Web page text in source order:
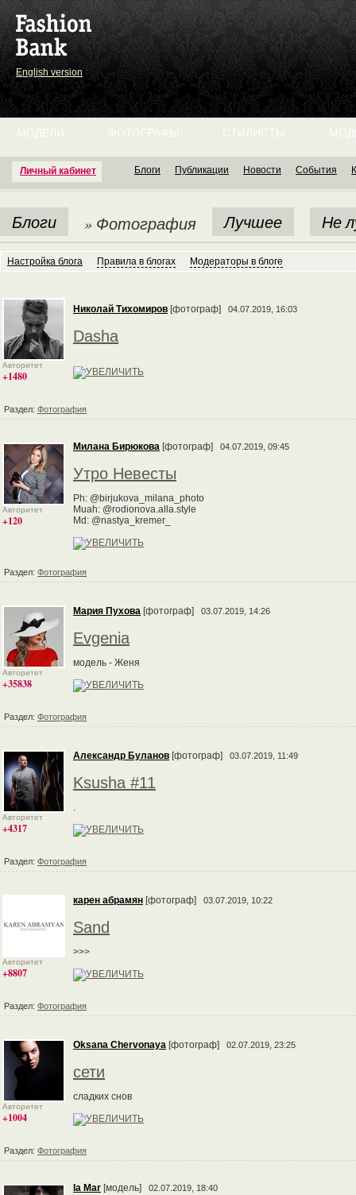
English version
Личный кабинет
МОДЕЛИ ФОТОГРАФЫ СТИЛИСТЫ
Блоги Публикации Новости События
Блоги » Фотография Лучшее Не
Настройка блога Правила в блогах Модераторы в блоге
Авторитет
+1480
Николай Тихомиров [фотограф] 04.07.2019, 16:03
Dasha
Раздел: Фотография
Авторитет
+120
Милана Бирюкова [фотограф] 04.07.2019, 09:45
Утро Невесты
Ph: @birjukova_milana_photo
Muah: @rodionova.alla.style
Md: @nastya_kremer_
Раздел: Фотография
Авторитет
+35838
Мария Пухова [фотограф] 03.07.2019, 14:26
Evgenia
модель - Женя
Раздел: Фотография
Авторитет
+4317
Александр Буланов [фотограф] 03.07.2019, 11:49
Ksusha #11
.
Раздел: Фотография
Авторитет
+8807
карен абрамян [фотограф] 03.07.2019, 10:22
Sand
>>>
Раздел: Фотография
Авторитет
+1004
Oksana Chervonaya [фотограф] 02.07.2019, 23:25
сети
сладких снов
Раздел: Фотография
Ia Mar [модель] 02.07.2019, 18:40